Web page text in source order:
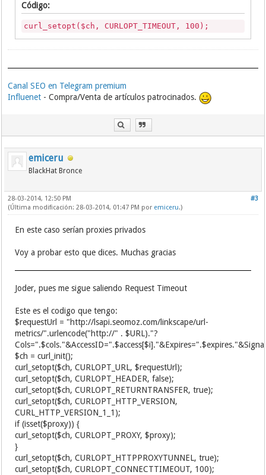
Código:
curl_setopt($ch, CURLOPT_TIMEOUT, 100);
Canal SEO en Telegram premium
Influenet - Compra/Venta de artículos patrocinados.
emiceru
BlackHat Bronce
#3
28-03-2014, 12:50 PM
(Última modificación: 28-03-2014, 01:47 PM por emiceru.)
En este caso serían proxies privados
Voy a probar esto que dices. Muchas gracias
Joder, pues me sigue saliendo Request Timeout
Este es el codigo que tengo:
$requestUrl = "http://lsapi.seomoz.com/linkscape/url-
metrics/".urlencode("http://" . $URL)."?
$ch = curl_init();
curl_setopt($ch, CURLOPT_URL, $requestUrl);
curl_setopt($ch, CURLOPT_HEADER, false);
curl_setopt($ch, CURLOPT_RETURNTRANSFER, true);
curl_setopt($ch, CURLOPT_HTTP_VERSION,
CURL_HTTP_VERSION_1_1);
if (isset($proxy)) {
curl_setopt($ch, CURLOPT_PROXY, $proxy);
}
curl_setopt($ch, CURLOPT_HTTPPROXYTUNNEL, true);
curl_setopt($ch, CURLOPT_CONNECTTIMEOUT, 100);